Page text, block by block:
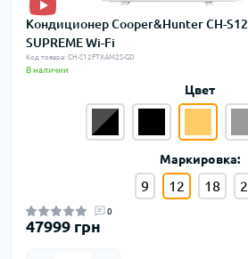
Кондиционер Cooper&Hunter CH-
SUPREME Wi-Fi
Код товара: CH-S12FTXAM2S-GD
В наличии
Цвет
Маркировка:
9 12 18
0
47999 грн